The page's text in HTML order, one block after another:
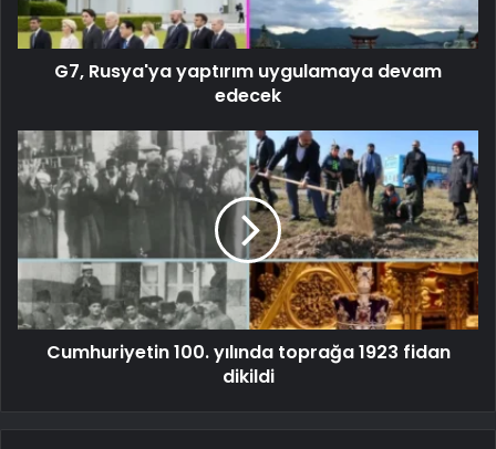
G7, Rusya'ya yaptırım uygulamaya devam
edecek
Cumhuriyetin 100. yılında toprağa 1923 fidan
dikildi